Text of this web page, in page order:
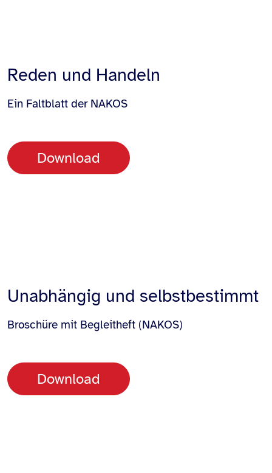
Reden und Handeln
Ein Faltblatt der NAKOS
Download
Unabhängig und selbstbestimmt
Broschüre mit Begleitheft (NAKOS)
Download